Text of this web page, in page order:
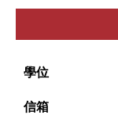
學位
信箱